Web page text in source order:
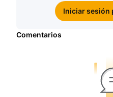
Iniciar sesión
Comentarios